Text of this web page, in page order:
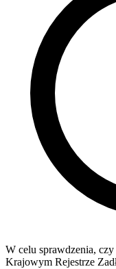
W celu sprawdzenia,
Krajowym Rejestrze